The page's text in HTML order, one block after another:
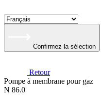
Confirmez la sélection
Retour
Pompe à membrane pour gaz
N 86.0